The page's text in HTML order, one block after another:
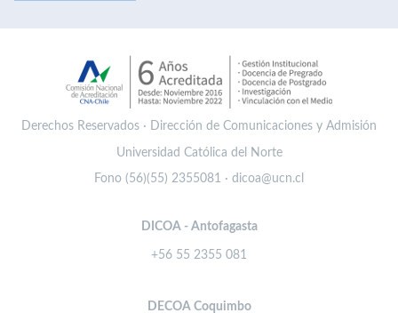
Derechos Reservados · Dirección de Comunicaciones y Admisión
Universidad Católica del Norte
Fono (56)(55) 2355081 · dicoa@ucn.cl
DICOA - Antofagasta
+56 55 2355 081
DECOA Coquimbo